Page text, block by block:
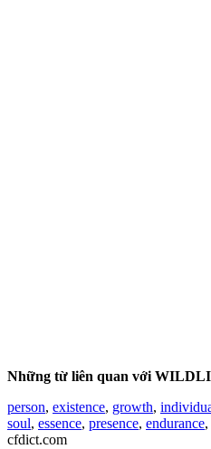
Những từ liên quan với
person, existence, growth,
soul, essence, presence, endurance,
cfdict.com